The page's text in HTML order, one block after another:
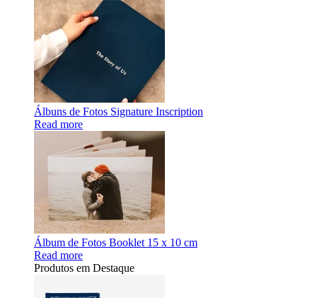
Álbuns de Fotos Signature Inscription
Read more
Álbum de Fotos Booklet 15 x 10 cm
Read more
Produtos em Destaque